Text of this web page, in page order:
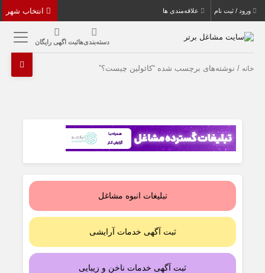
ورود / ثبت نام علاقه‌مندی ها
دسته‌بندی‌هاثبت اگهی رایگان
خانه / نوشته‌های برچسب شده “کائولین چیست؟”
تبلیغات انبوه مشاغل
ثبت آگهی خدمات آرایشی
ثبت آگهی خدمات ناخن و زیبایی